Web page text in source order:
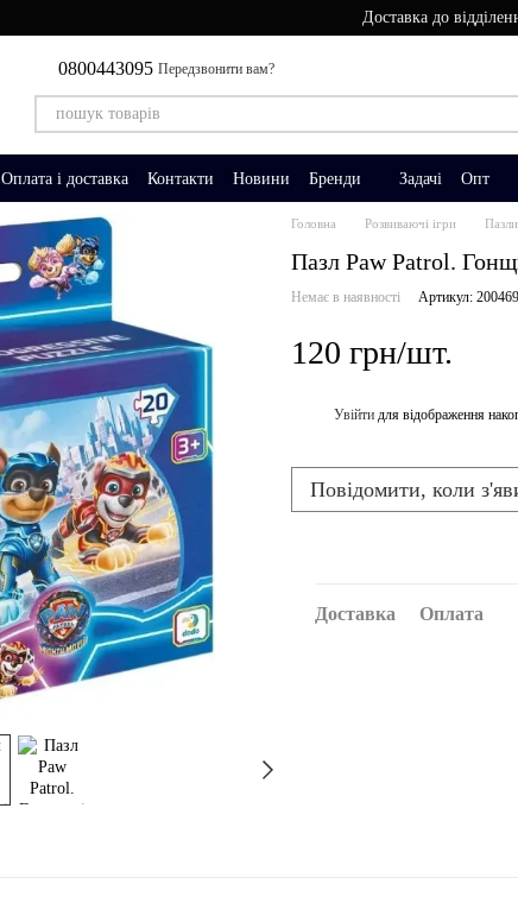
Доставка до
0800443095 Передзвонити вам?
Оплата і доставка Контакти Новини Бренди Задачі Опт
Головна Розвиваючі ігри Пазли
Пазл Paw Patrol.
Немає в наявності Артикул: 200469
120 грн/шт.
Увійти для відображення
Повідомити, коли
Доставка Оплата